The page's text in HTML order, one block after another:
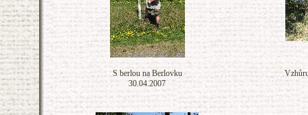
S berlou na Berlovku
30.04.2007